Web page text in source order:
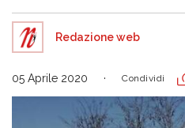
Redazione web
05 Aprile 2020 Condividi